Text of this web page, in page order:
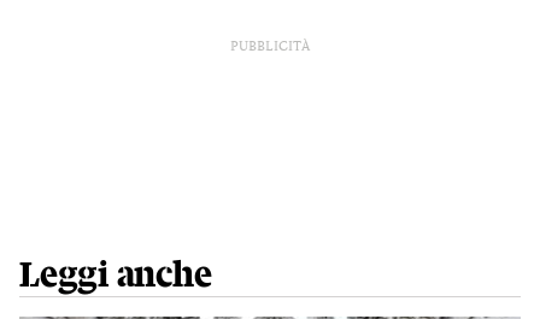
PUBBLICITÀ
Leggi anche